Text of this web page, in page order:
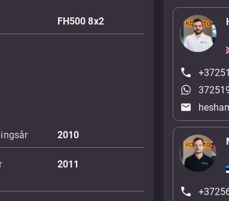
FH500 8x2
2010
2011